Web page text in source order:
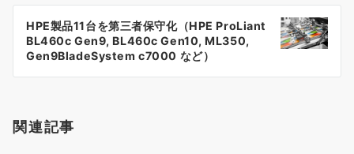
ゲ
ー
シ
ン
HPE製品11台を第三者保守化（HPE ProLiant
BL460c Gen9, BL460c Gen10, ML350,
Gen9BladeSystem c7000 など）
関連記事